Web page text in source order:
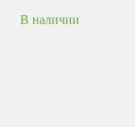
В наличии